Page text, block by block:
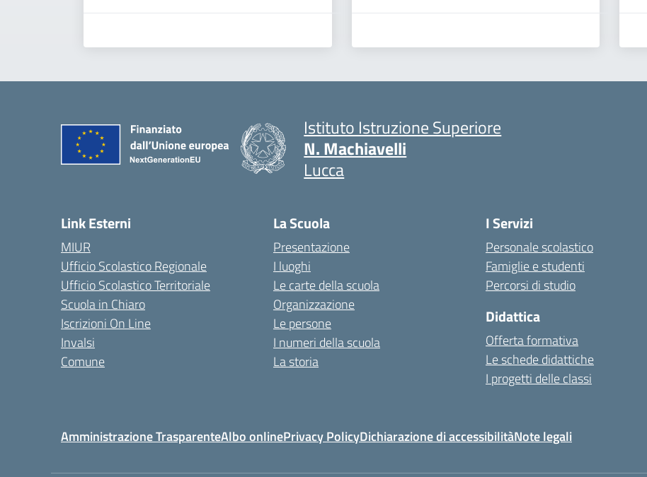
Istituto Istruzione Superiore
N. Machiavelli
Lucca
Link Esterni
MIUR
Ufficio Scolastico Regionale
Ufficio Scolastico Territoriale
Scuola in Chiaro
Iscrizioni On Line
Invalsi
Comune
La Scuola
Presentazione
I luoghi
Le carte della scuola
Organizzazione
Le persone
I numeri della scuola
La storia
I Servizi
Personale scolastico
Famiglie e studenti
Percorsi di studio
Didattica
Offerta formativa
Le schede didattiche
I progetti delle classi
Amministrazione TrasparenteAlbo onlinePrivacy PolicyDichiarazione di accessibilitàNote legali